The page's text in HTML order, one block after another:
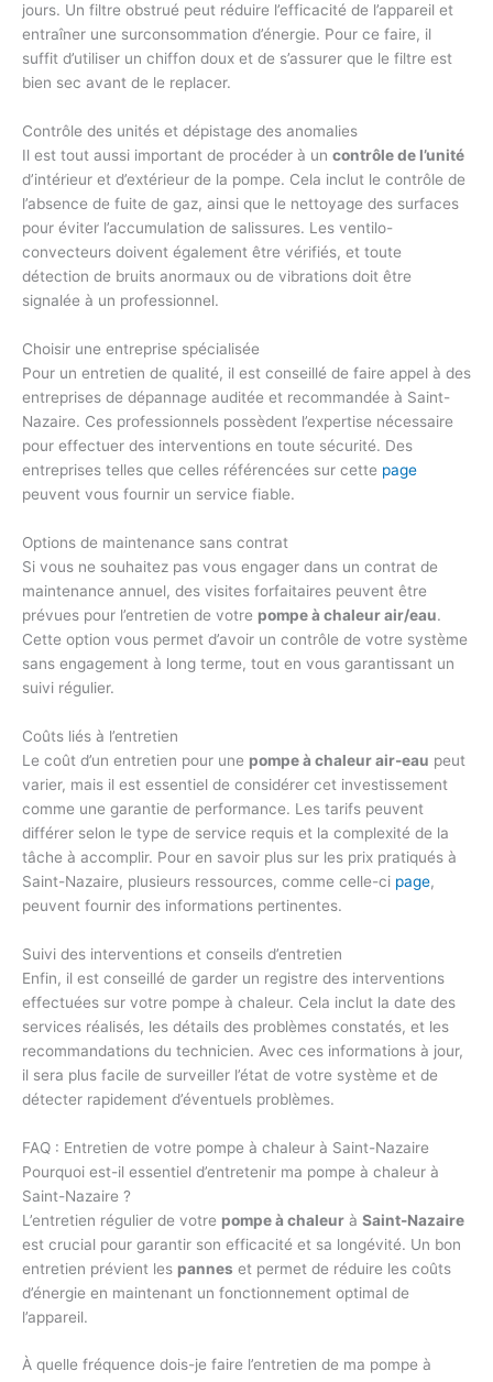
jours. Un filtre obstrué peut réduire l’efficacité de l’appareil et
entraîner une surconsommation d’énergie. Pour ce faire, il
suffit d’utiliser un chiffon doux et de s’assurer que le filtre est
bien sec avant de le replacer.
Contrôle des unités et dépistage des anomalies
Il est tout aussi important de procéder à un contrôle de l’unité
d’intérieur et d’extérieur de la pompe. Cela inclut le contrôle de
l’absence de fuite de gaz, ainsi que le nettoyage des surfaces
pour éviter l’accumulation de salissures. Les ventilo-
convecteurs doivent également être vérifiés, et toute
détection de bruits anormaux ou de vibrations doit être
signalée à un professionnel.
Choisir une entreprise spécialisée
Pour un entretien de qualité, il est conseillé de faire appel à des
entreprises de dépannage auditée et recommandée à Saint-
Nazaire. Ces professionnels possèdent l’expertise nécessaire
pour effectuer des interventions en toute sécurité. Des
entreprises telles que celles référencées sur cette page
peuvent vous fournir un service fiable.
Options de maintenance sans contrat
Si vous ne souhaitez pas vous engager dans un contrat de
maintenance annuel, des visites forfaitaires peuvent être
prévues pour l’entretien de votre pompe à chaleur air/eau.
Cette option vous permet d’avoir un contrôle de votre système
sans engagement à long terme, tout en vous garantissant un
suivi régulier.
Coûts liés à l’entretien
Le coût d’un entretien pour une pompe à chaleur air-eau peut
varier, mais il est essentiel de considérer cet investissement
comme une garantie de performance. Les tarifs peuvent
différer selon le type de service requis et la complexité de la
tâche à accomplir. Pour en savoir plus sur les prix pratiqués à
Saint-Nazaire, plusieurs ressources, comme celle-ci page,
peuvent fournir des informations pertinentes.
Suivi des interventions et conseils d’entretien
Enfin, il est conseillé de garder un registre des interventions
effectuées sur votre pompe à chaleur. Cela inclut la date des
services réalisés, les détails des problèmes constatés, et les
recommandations du technicien. Avec ces informations à jour,
il sera plus facile de surveiller l’état de votre système et de
détecter rapidement d’éventuels problèmes.
FAQ : Entretien de votre pompe à chaleur à Saint-Nazaire
Pourquoi est-il essentiel d’entretenir ma pompe à chaleur à
Saint-Nazaire ?
L’entretien régulier de votre pompe à chaleur à Saint-Nazaire
est crucial pour garantir son efficacité et sa longévité. Un bon
entretien prévient les pannes et permet de réduire les coûts
d’énergie en maintenant un fonctionnement optimal de
l’appareil.
À quelle fréquence dois-je faire l’entretien de ma pompe à